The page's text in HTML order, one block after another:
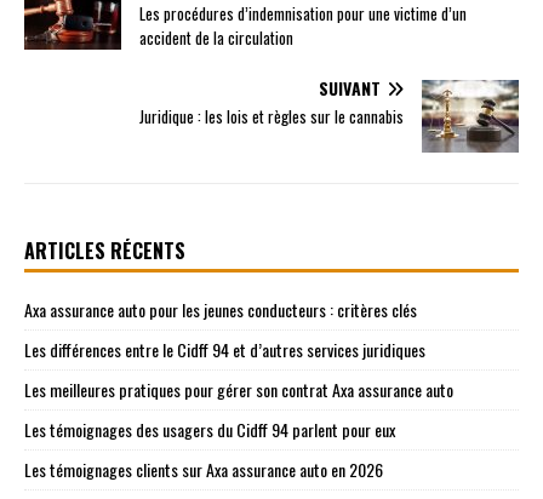
Les procédures d’indemnisation pour une victime d’un
accident de la circulation
SUIVANT
Juridique : les lois et règles sur le cannabis
ARTICLES RÉCENTS
Axa assurance auto pour les jeunes conducteurs : critères clés
Les différences entre le Cidff 94 et d’autres services juridiques
Les meilleures pratiques pour gérer son contrat Axa assurance auto
Les témoignages des usagers du Cidff 94 parlent pour eux
Les témoignages clients sur Axa assurance auto en 2026